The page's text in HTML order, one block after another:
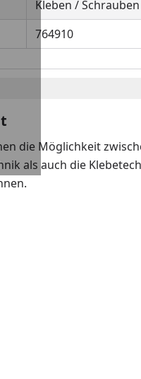
Kleben / Schrauben
764910
die Möglichkeit
als auch die